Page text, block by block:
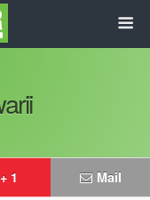
+ 1 Mail